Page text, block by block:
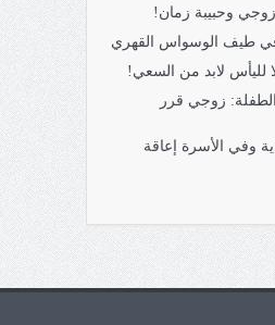
وحبيبة زمان!
في طيف الوسواس القهري
لليأس لابد من السعي!
زوجي قرر
وفي الأسرة إعاقة